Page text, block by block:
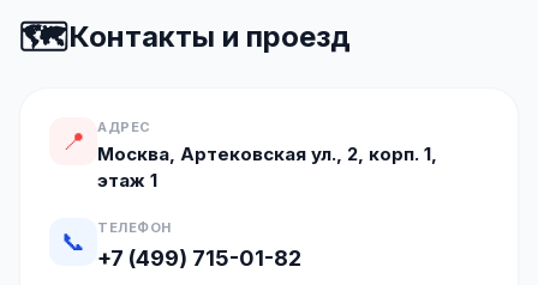
🗺️Контакты и проезд
📍 АДРЕС
Москва, Артековская ул., 2, корп. 1,
этаж 1
📞 ТЕЛЕФОН
+7 (499) 715-01-82